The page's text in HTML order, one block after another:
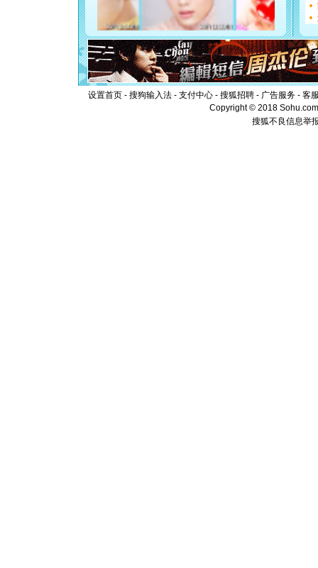
起；二
离。水
[元旦]当
泣，这痛
卖了。水
[春节]风
颜！冬去
道一声平
[春节] 传
片叶子是
设置首页 - 搜狗输入法 - 支付中心 - 搜狐招聘 - 广告服务 - 客
Copyright © 2018
搜狐不良信息举